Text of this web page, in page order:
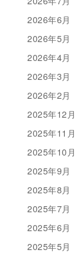
2026年6月
2026年5月
2026年4月
2026年3月
2026年2月
2025年12月
2025年11月
2025年10月
2025年9月
2025年8月
2025年7月
2025年6月
2025年5月